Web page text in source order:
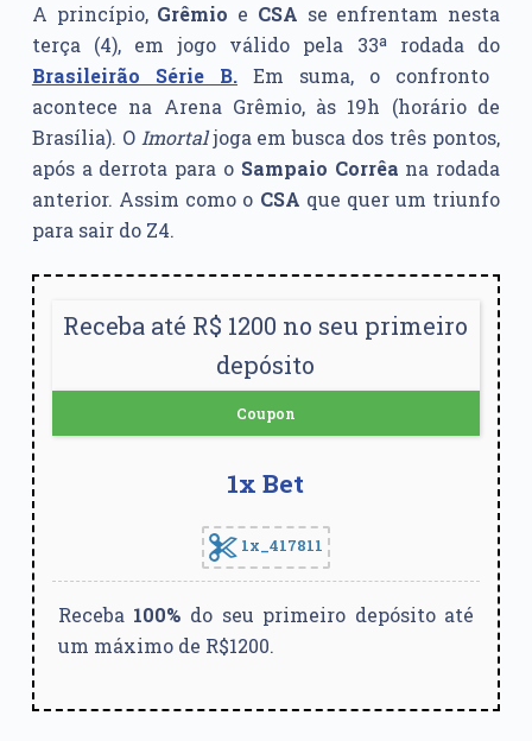
A princípio, Grêmio e CSA se enfrentam nesta
terça (4), em jogo válido pela 33ª rodada do
Brasileirão Série B.Em suma, o confronto
acontece na Arena Grêmio, às 19h (horário de
Brasília). O Imortaljoga em busca dos três pontos,
após a derrota para o Sampaio Corrêa na rodada
anterior. Assim como o CSA que quer um triunfo
para sair do Z4.
Receba até R$ 1200 no seu primeiro
depósito
Coupon
1x Bet
1x_417811
Receba 100% do seu primeiro depósito até
um máximo de R$1200.